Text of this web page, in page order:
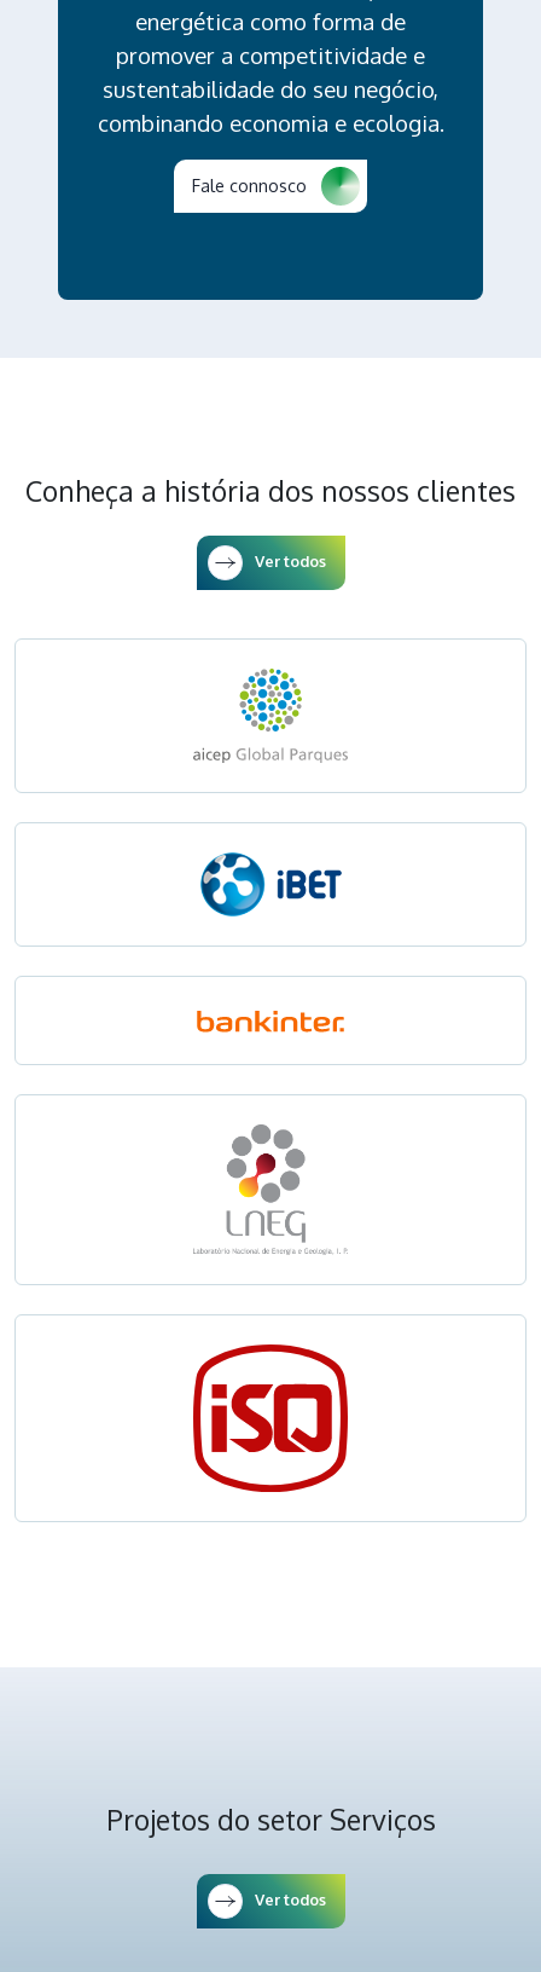
energética como forma de
promover a competitividade e
sustentabilidade do seu negócio,
combinando economia e ecologia.
Fale connosco
Conheça a história dos nossos clientes
Ver todos
Projetos do setor Serviços
Ver todos